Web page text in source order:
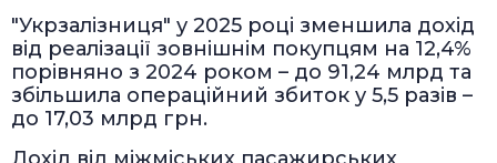
"Укрзалізниця" у 2025 році зменшила дохід
від реалізації зовнішнім покупцям на 12,4%
порівняно з 2024 роком – до 91,24 млрд та
збільшила операційний збиток у 5,5 разів –
до 17,03 млрд грн.